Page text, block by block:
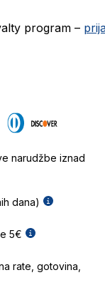
program –
narudžbe iznad
dana)
5€
rate, gotovina,